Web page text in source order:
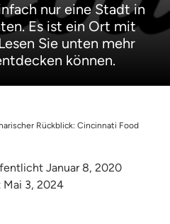
nur eine Stadt in
Es ist ein Ort mit
Sie unten mehr
können.
Rückblick: Cincinnati Food
Januar 8, 2020
Mai 3, 2024